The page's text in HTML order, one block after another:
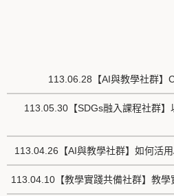
113.06.28【AI與教學社群】
113.05.30【SDGs融入課程社群】
113.04.26【AI與教學社群】如何活
113.04.10【教學實踐共備社群】教